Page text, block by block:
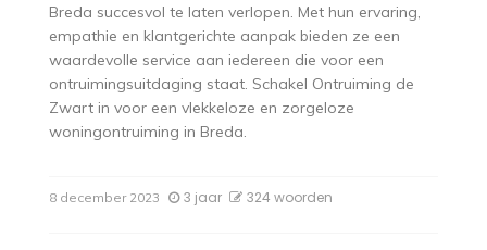
Breda succesvol te laten verlopen. Met hun ervaring,
empathie en klantgerichte aanpak bieden ze een
waardevolle service aan iedereen die voor een
ontruimingsuitdaging staat. Schakel Ontruiming de
Zwart in voor een vlekkeloze en zorgeloze
woningontruiming in Breda.
8 december 2023 3 jaar 324 woorden